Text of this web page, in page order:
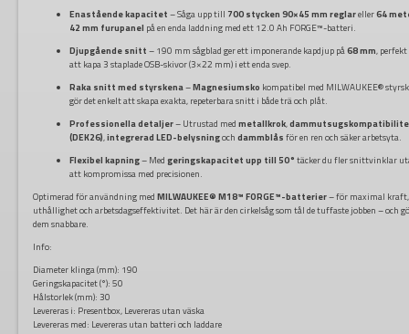
Enastående kapacitet – Såga upp till 700 stycken 90×45 mm reglareller64
42 mm furupanel på en enda laddning med ett 12.0 Ah FORGE™-batteri.
Djupgående snitt – 190 mm sågblad ger ett imponerande kapdjup på68 mm,
att kapa 3 staplade OSB-skivor (3×22 mm) i ett enda svep.
Raka snitt med styrskena–Magnesiumsko kompatibel med MILWAUKEE®
gör det enkelt att skapa exakta, repeterbara snitt i både trä och plåt.
Professionella detaljer– Utrustad medmetallkrok,
(DEK26),integrerad LED-belysningochdammblås för en ren och säker arbetsyta.
Flexibel kapning– Medgeringskapacitet upp till 50° täcker du fler snittvinklar
att kompromissa med precisionen.
Optimerad för användning medMILWAUKEE® M18™ FORGE™-batterier– för maximal kraft,
uthållighet och arbetsdagseffektivitet. Det här är den cirkelsåg som tål de tuffaste jobben – och
dem snabbare.
Info:
Diameter klinga (mm): 190
Geringskapacitet (°):50
Hålstorlek (mm): 30
Levereras i: Presentbox, Levereras utan väska
Levereras med: Levereras utan batteri och laddare